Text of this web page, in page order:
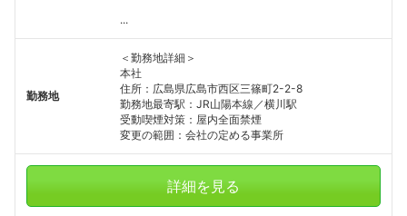
...
勤務地
＜勤務地詳細＞
本社
住所：広島県広島市西区三篠町2-2-8
勤務地最寄駅：JR山陽本線／横川駅
受動喫煙対策：屋内全面禁煙
変更の範囲：会社の定める事業所
詳細を見る